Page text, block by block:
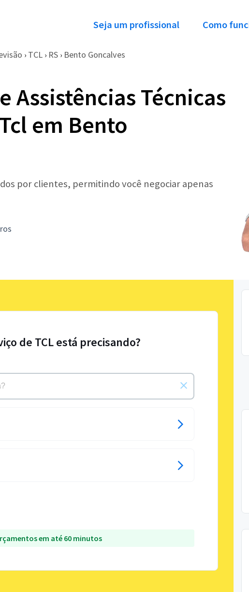
Seja um profissional Como
› TCL › RS › Bento Goncalves
Assistências Técnicas
em Bento
por clientes, permitindo você negociar apenas
de TCL está precisando?
em até 60 minutos